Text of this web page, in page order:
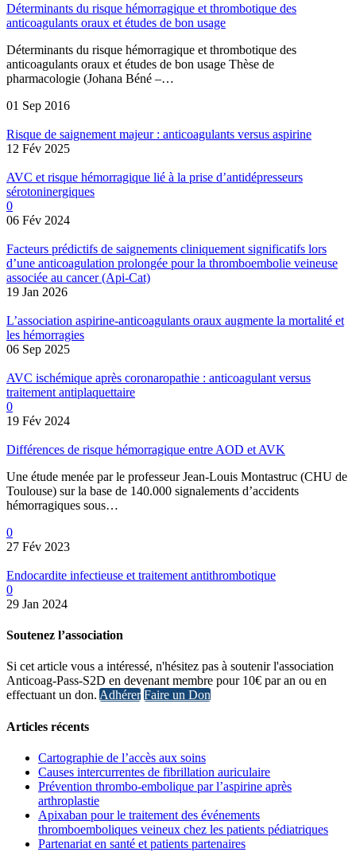
Déterminants du risque hémorragique et thrombotique des
anticoagulants oraux et études de bon usage
Déterminants du risque hémorragique et thrombotique des
anticoagulants oraux et études de bon usage Thèse de
pharmacologie (Johana Béné –…
01 Sep 2016
Risque de saignement majeur : anticoagulants versus aspirine
12 Fév 2025
AVC et risque hémorragique lié à la prise d’antidépresseurs
sérotoninergiques
0
06 Fév 2024
Facteurs prédictifs de saignements cliniquement significatifs lors
d’une anticoagulation prolongée pour la thromboembolie veineuse
associée au cancer (Api-Cat)
19 Jan 2026
L’association aspirine-anticoagulants oraux augmente la mortalité et
les hémorragies
06 Sep 2025
AVC ischémique après coronaropathie : anticoagulant versus
traitement antiplaquettaire
0
19 Fév 2024
Différences de risque hémorragique entre AOD et AVK
Une étude menée par le professeur Jean-Louis Montastruc (CHU de
Toulouse) sur la base de 140.000 signalements d’accidents
hémorragiques sous…
0
27 Fév 2023
Endocardite infectieuse et traitement antithrombotique
0
29 Jan 2024
Soutenez l’association
Si cet article vous a intéressé, n'hésitez pas à soutenir l'association
Anticoag-Pass-S2D en devenant membre pour 10€ par an ou en
effectuant un don. Adhérer Faire un Don
Articles récents
Cartographie de l’accès aux soins
Causes intercurrentes de fibrillation auriculaire
Prévention thrombo-embolique par l’aspirine après
arthroplastie
Apixaban pour le traitement des événements
thromboemboliques veineux chez les patients pédiatriques
Partenariat en santé et patients partenaires